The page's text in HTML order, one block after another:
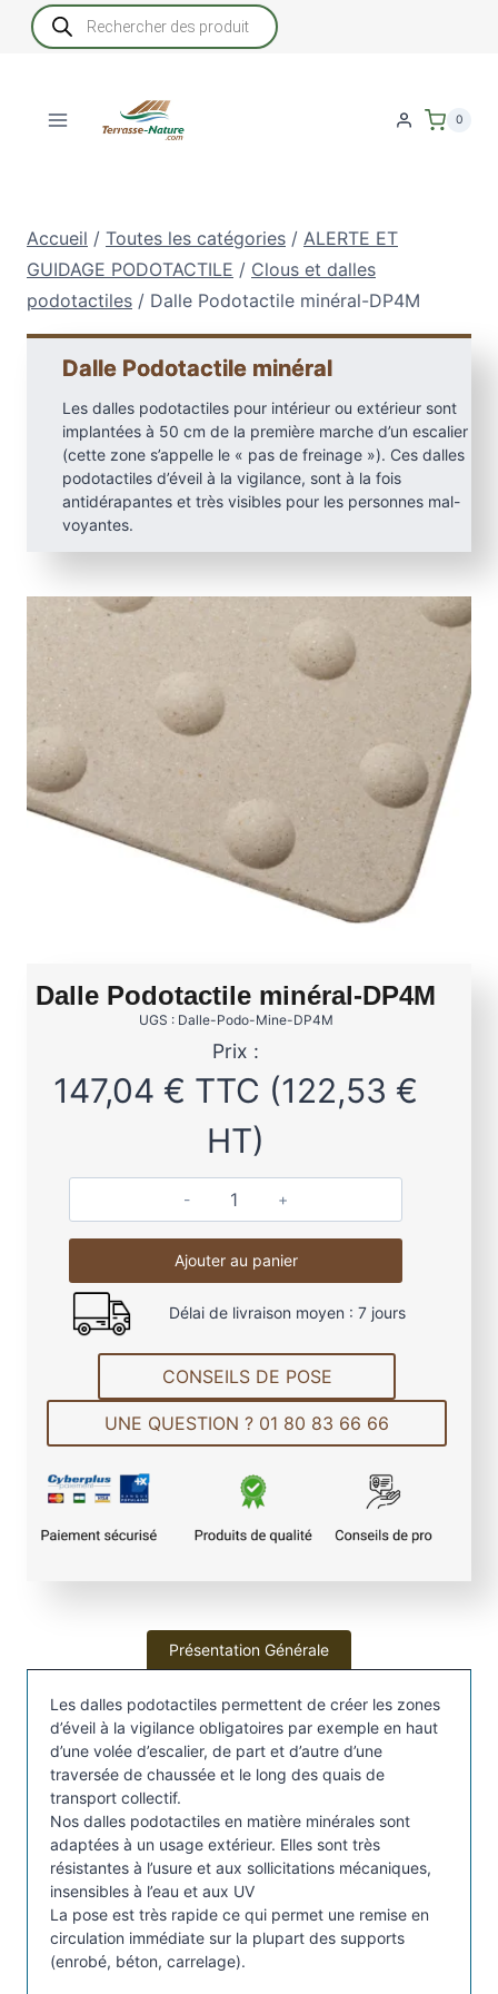
Recherche
de
produits
0
Accueil / Toutes les catégories / ALERTE ET
GUIDAGE PODOTACTILE / Clous et dalles
podotactiles / Dalle Podotactile minéral-DP4M
Dalle Podotactile minéral
Les dalles podotactiles pour intérieur ou extérieur sont
implantées à 50 cm de la première marche d’un escalier
(cette zone s’appelle le « pas de freinage »). Ces dalles
podotactiles d’éveil à la vigilance, sont à la fois
antidérapantes et très visibles pour les personnes mal-
voyantes.
Dalle Podotactile minéral-DP4M
UGS : Dalle-Podo-Mine-DP4M
Prix :
147,04 € TTC (122,53 €
HT)
q
u
a
t
t
é
d
e
D
a
l
e
o
d
t
a
c
i
l
e
m
i
n
Ajouter au panier
Délai de livraison moyen : 7 jours
CONSEILS DE POSE
UNE QUESTION ? 01 80 83 66 66
Présentation Générale
Les dalles podotactiles permettent de créer les zones
d’éveil à la vigilance obligatoires par exemple en haut
d’une volée d’escalier, de part et d’autre d’une
traversée de chaussée et le long des quais de
transport collectif.
Nos dalles podotactiles en matière minérales sont
adaptées à un usage extérieur. Elles sont très
résistantes à l’usure et aux sollicitations mécaniques,
insensibles à l’eau et aux UV
La pose est très rapide ce qui permet une remise en
circulation immédiate sur la plupart des supports
(enrobé, béton, carrelage).